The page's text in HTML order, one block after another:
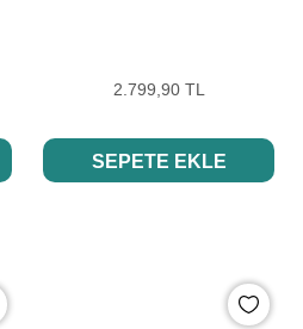
2.799,90 TL
SEPETE EKLE